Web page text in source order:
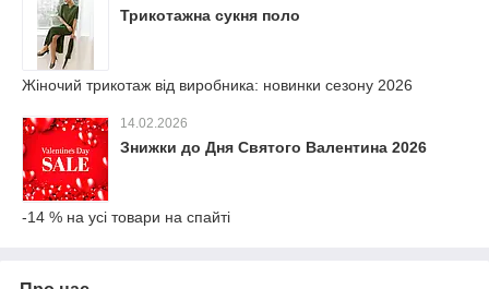
Трикотажна сукня поло
Жіночий трикотаж від виробника: новинки сезону 2026
14.02.2026
Знижки до Дня Святого Валентина 2026
-14 % на усі товари на спайті